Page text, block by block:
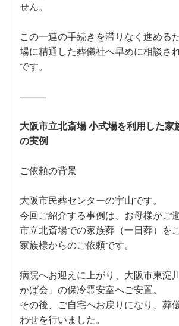
せん。
この一連の手続きを滞りなく進める
場に精通した葬儀社へ早めに相談さ
です。
⸻
大阪市立北斎場 小式場を利用した家
の実例
ご依頼の背景
大阪市民葬センターの宇山です。
今回ご紹介する事例は、お母様がご
市立北斎場での家族葬（一日葬）を
家族様からのご依頼です。
病院へお迎えに上がり、大阪市東淀
かば会」の保冷霊安室へご安置。
その後、ご自宅へお戻りになり、葬
わせを行いました。